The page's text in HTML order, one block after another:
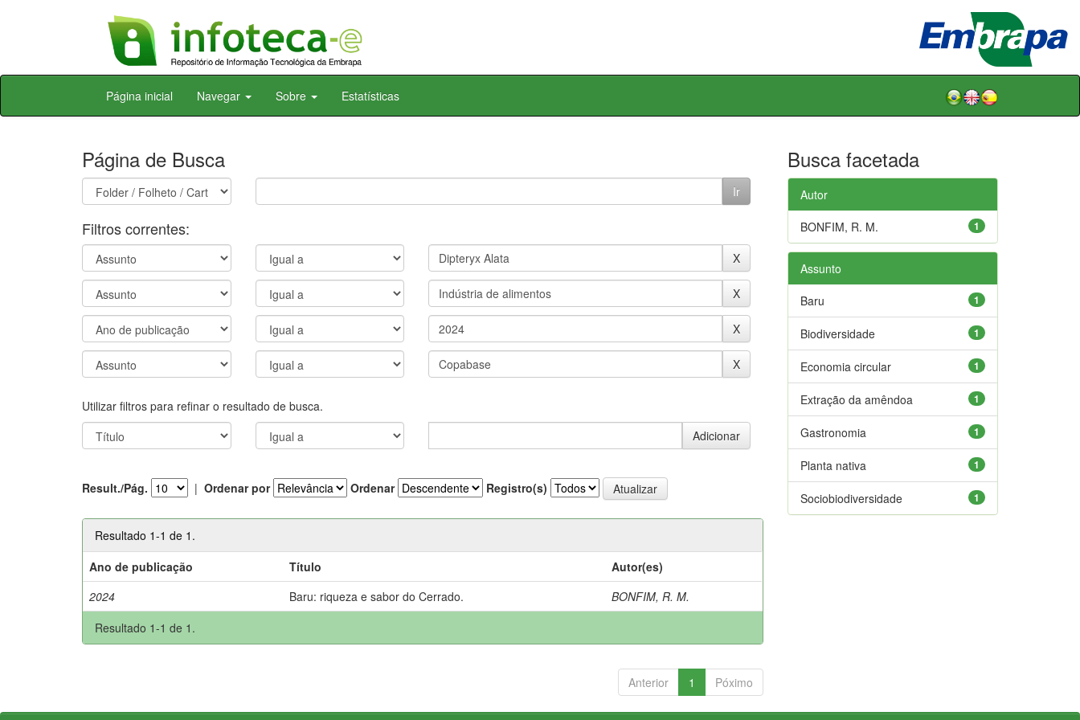
Skip
Página inicial Navegar Sobre Estatísticas
Página de Busca
Filtros correntes:
Utilizar filtros para refinar o resultado de busca.
Result./Pág. | Ordenar por Ordenar Registro(s)
Resultado 1-1 de 1.
Ano de publicação
Título
Autor(es)
2024
Baru: riqueza e sabor do Cerrado.
BONFIM, R. M.
Resultado 1-1 de 1.
Anterior 1 Póximo
Busca facetada
Autor
1
BONFIM, R. M.
Assunto
1
Baru
1
Biodiversidade
1
Economia circular
1
Extração da amêndoa
1
Gastronomia
1
Planta nativa
1
Sociobiodiversidade